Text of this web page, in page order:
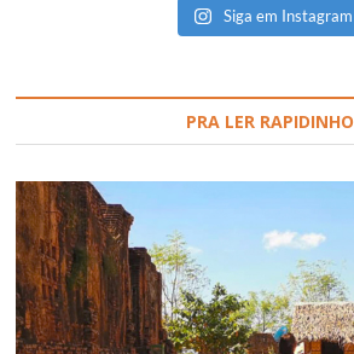
Siga em Instagram
PRA LER RAPIDINHO